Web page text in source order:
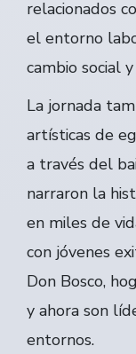
relacionados
el entorno
cambio social
La jornada
artísticas de
a través del
narraron la
en miles de
con jóvenes
Don Bosco,
y ahora son
entornos.